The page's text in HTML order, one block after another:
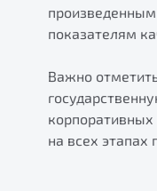
показателям
Важно
на всех этапах